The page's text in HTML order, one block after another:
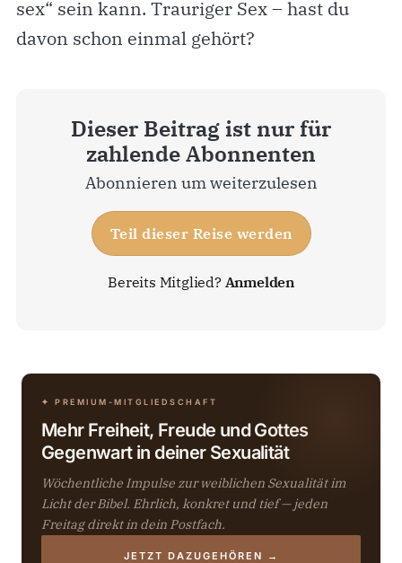
sex“ sein kann. Trauriger Sex – hast du
davon schon einmal gehört?
Dieser Beitrag ist nur für
zahlende Abonnenten
Abonnieren um weiterzulesen
Teil dieser Reise werden
Bereits Mitglied? Anmelden
✦ PREMIUM-MITGLIEDSCHAFT
Mehr Freiheit, Freude und Gottes
Gegenwart in deiner Sexualität
Wöchentliche Impulse zur weiblichen Sexualität im
Licht der Bibel. Ehrlich, konkret und tief — jeden
Freitag direkt in dein Postfach.
JETZT DAZUGEHÖREN →